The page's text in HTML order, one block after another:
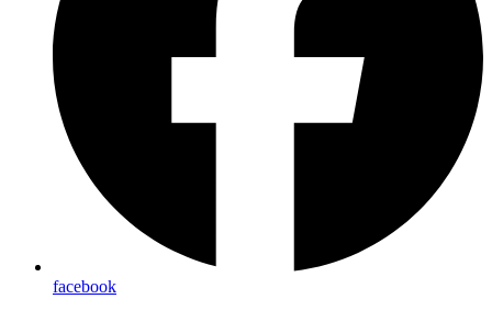
facebook